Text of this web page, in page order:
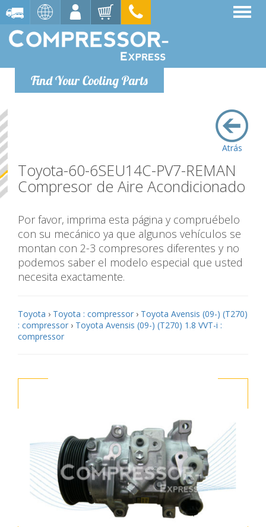
Find Your Cooling Parts
Atrás
Toyota-60-6SEU14C-PV7-REMAN
Compresor de Aire Acondicionado
Por favor, imprima esta página y compruébelo
con su mecánico ya que algunos vehículos se
montan con 2-3 compresores diferentes y no
podemos saber el modelo especial que usted
necesita exactamente.
Toyota › Toyota : compressor › Toyota Avensis (09-) (T270)
: compressor › Toyota Avensis (09-) (T270) 1.8 VVT-i :
compressor